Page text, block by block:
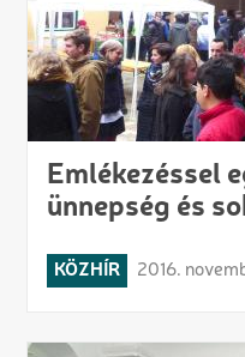
Emlékezéssel
ünnepség és
KÖZHÍR 2016.